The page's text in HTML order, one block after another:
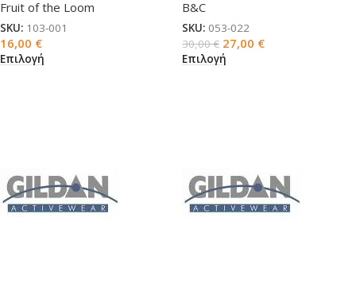
Fruit of the Loom
SKU: 103-001
16,00 €
Επιλογή
B&C
SKU: 053-022
30,00€ 27,00 €
Επιλογή